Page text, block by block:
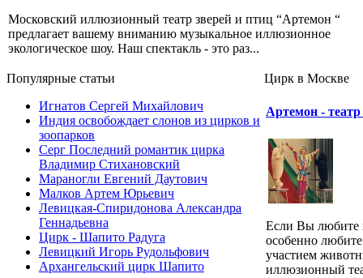
Московский иллюзионный театр зверей и птиц “Артемон “
предлагает вашему вниманию музыкальное иллюзионное
экологическое шоу. Наш спектакль - это раз...
Популярные cтатьи
Игнатов Сергей Михайлович
Индия освобождает слонов из цирков и
зоопарков
Серг Последний романтик цирка
Владимир Стихановский
Мараногли Евгений Даутович
Малков Артем Юрьевич
Левицкая-Спиридонова Александра
Геннадьевна
Цирк - Шапито Радуга
Левицкий Игорь Рудольфович
Архангельский цирк Шапито
Цирк в Москве
Артемон -
Если Вы любите
особенно
участием
иллюзионный